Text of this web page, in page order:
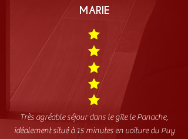
MARIE
Très agréable séjour dans le gîte le Panache,
idéalement situé à 15 minutes en voiture du Puy